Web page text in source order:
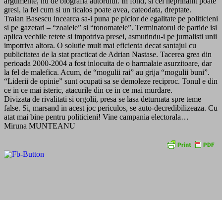
gresi, la fel cum si un ticalos poate avea, cateodata, dreptate.
Traian Basescu incearca sa-i puna pe picior de egalitate pe politicieni
si pe gazetari – “zoaiele” si “tonomatele”. Terminatorul de partide isi
aplica vechile retete si impotriva presei, asmutindu-i pe jurnalisti unii
impotriva altora. O solutie mult mai eficienta decat santajul cu
publicitatea de la stat practicat de Adrian Nastase. Tacerea grea din
perioada 2000-2004 a fost inlocuita de o harmalaie asurzitoare, dar
la fel de malefica. Acum, de “mogulii rai” au grija “mogulii buni”.
“Liderii de opinie” sunt ocupati sa se demoleze reciproc. Tonul e din
ce in ce mai isteric, atacurile din ce in ce mai murdare.
Divizata de rivalitati si orgolii, presa se lasa deturnata spre teme
false. Si, marsand in acest joc periculos, se auto-decredibilizeaza. Cu
atat mai bine pentru politicieni! Vine campania electorala…
Miruna MUNTEANU